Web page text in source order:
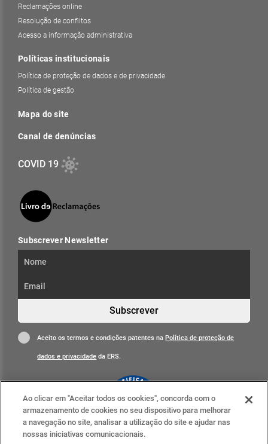
Reclamações online
Resolução de conflitos
Acesso a informação administrativa
Políticas institucionais
Política de proteção de dados e de privacidade
Política de gestão
Mapa do site
Canal de denúncias
COVID 19
Subscrever Newsletter
Subscrever
Aceito os termos e condições patentes naPolítica de proteção de
dados e privacidade da ERS.
Clique para mais informações
Ao clicar em "Aceitar todos os cookies", concorda com o
armazenamento de cookies no seu dispositivo para melhorar
a navegação no site, analisar a utilização do site e ajudar nas
nossas iniciativas comunicacionais.